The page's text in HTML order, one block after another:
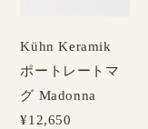
Kühn Keramik
ポートレートマ
グ Madonna
¥12,650